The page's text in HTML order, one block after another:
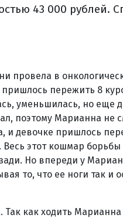
43 000 рублей.
провела в
пережить 8
уменьшилась, но еще
поэтому Марианна не
и девочке пришлось
этот кошмар борьбы
Но впереди у
то, что ее ноги так и
Так как ходить